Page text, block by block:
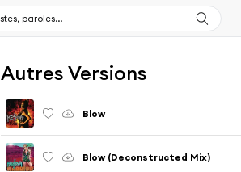
Autres Versions
Blow
Blow (Deconstructed Mix)